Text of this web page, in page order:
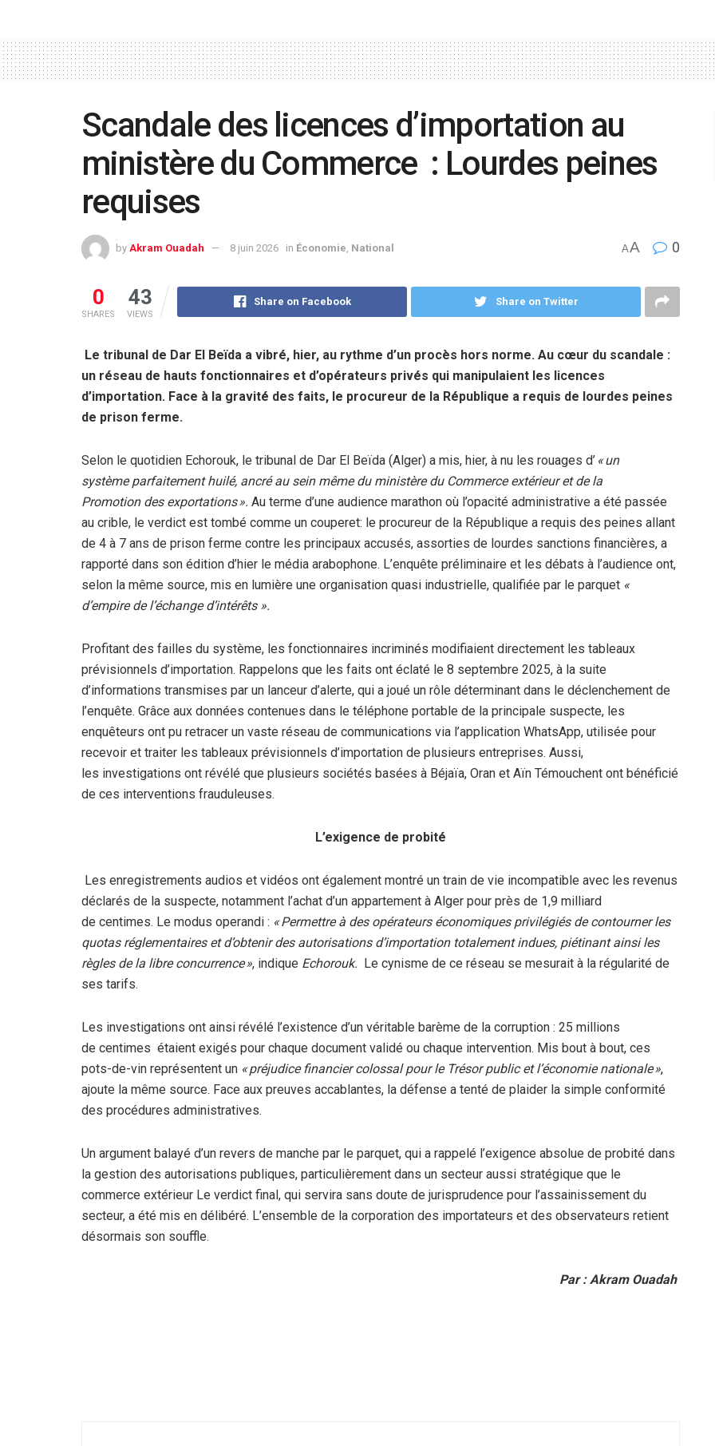
Scandale des licences d’importation au
ministère du Commerce : Lourdes peines
requises
by Akram Ouadah 8 juin 2026 in Économie National AA 0
0
SHARES
43
VIEWS
Share on Facebook Share on Twitter
Le tribunal de Dar El Beïda a vibré, hier, au rythme d’un procès hors norme. Au cœur du scandale :
un réseau de hauts fonctionnaires et d’opérateurs privés qui manipulaient les licences
d’importation. Face à la gravité des faits, le procureur de la République a requis de lourdes peines
de prison ferme.
Selon le quotidien Echorouk, le tribunal de Dar El Beïda (Alger) a mis, hier, à nu les rouages d’ « un
système parfaitement huilé, ancré au sein même du ministère du Commerce extérieur et de la
Promotion des exportations ». Au terme d’une audience marathon où l’opacité administrative a été passée
au crible, le verdict est tombé comme un couperet: le procureur de la République a requis des peines allant
de 4 à 7 ans de prison ferme contre les principaux accusés, assorties de lourdes sanctions financières, a
rapporté dans son édition d’hier le média arabophone. L’enquête préliminaire et les débats à l’audience ont,
selon la même source, mis en lumière une organisation quasi industrielle, qualifiée par le parquet «
d’empire de l’échange d’intérêts ».
Profitant des failles du système, les fonctionnaires incriminés modifiaient directement les tableaux
prévisionnels d’importation. Rappelons que les faits ont éclaté le 8 septembre 2025, à la suite
d’informations transmises par un lanceur d’alerte, qui a joué un rôle déterminant dans le déclenchement de
l’enquête. Grâce aux données contenues dans le téléphone portable de la principale suspecte, les
enquêteurs ont pu retracer un vaste réseau de communications via l’application WhatsApp, utilisée pour
recevoir et traiter les tableaux prévisionnels d’importation de plusieurs entreprises. Aussi,
les investigations ont révélé que plusieurs sociétés basées à Béjaïa, Oran et Aïn Témouchent ont bénéficié
de ces interventions frauduleuses.
L’exigence de probité
Les enregistrements audios et vidéos ont également montré un train de vie incompatible avec les revenus
déclarés de la suspecte, notamment l’achat d’un appartement à Alger pour près de 1,9 milliard
de centimes. Le modus operandi : « Permettre à des opérateurs économiques privilégiés de contourner les
quotas réglementaires et d’obtenir des autorisations d’importation totalement indues, piétinant ainsi les
règles de la libre concurrence », indique Echorouk. Le cynisme de ce réseau se mesurait à la régularité de
ses tarifs.
Les investigations ont ainsi révélé l’existence d’un véritable barème de la corruption : 25 millions
de centimes étaient exigés pour chaque document validé ou chaque intervention. Mis bout à bout, ces
pots-de-vin représentent un « préjudice financier colossal pour le Trésor public et l’économie nationale »,
ajoute la même source. Face aux preuves accablantes, la défense a tenté de plaider la simple conformité
des procédures administratives.
Un argument balayé d’un revers de manche par le parquet, qui a rappelé l’exigence absolue de probité dans
la gestion des autorisations publiques, particulièrement dans un secteur aussi stratégique que le
commerce extérieur Le verdict final, qui servira sans doute de jurisprudence pour l’assainissement du
secteur, a été mis en délibéré. L’ensemble de la corporation des importateurs et des observateurs retient
désormais son souffle.
Par : Akram Ouadah